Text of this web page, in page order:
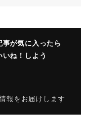
事が気に入ったら
いね！しよう
報をお届けします